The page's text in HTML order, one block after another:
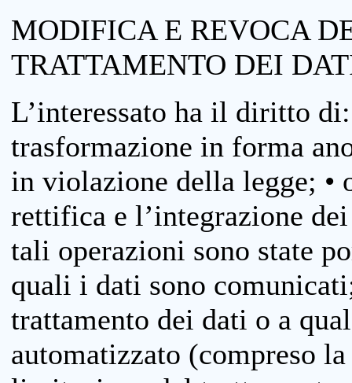
MODIFICA E REVOCA
TRATTAMENTO DEI
L’interessato ha il diritto
trasformazione in forma
in violazione della legge; •
rettifica e l’integrazione
tali operazioni sono state
quali i dati sono
trattamento dei dati o a
automatizzato (compreso